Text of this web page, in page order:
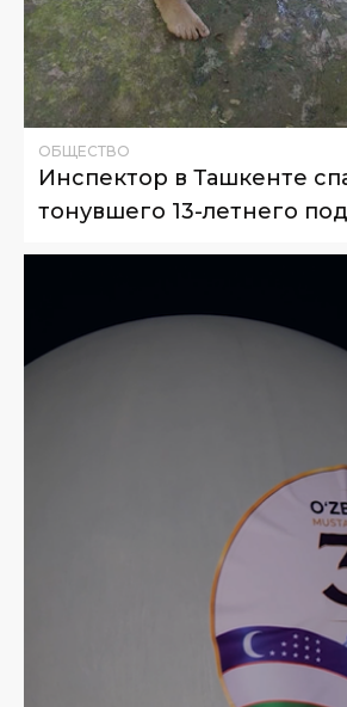
ОБЩЕСТВО
Инспектор в Ташкенте
тонувшего 13-летнего